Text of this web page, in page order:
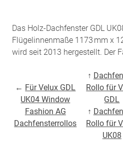
Das Holz-Dachfenster GDL
Flügelinnenmaße 1173 mm x
wird seit 2013 hergestellt. Der
← Für Velux GDL
UK04 Window
Fashion AG
Dachfensterrollos
↑
Rollo für
GDL
↑
Rollo für
UK08